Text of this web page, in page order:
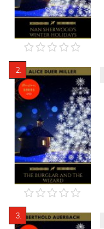
2.
3.